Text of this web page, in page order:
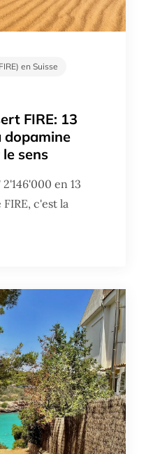
en Suisse
FIRE: 13
dopamine
sens
en 13
c'est la